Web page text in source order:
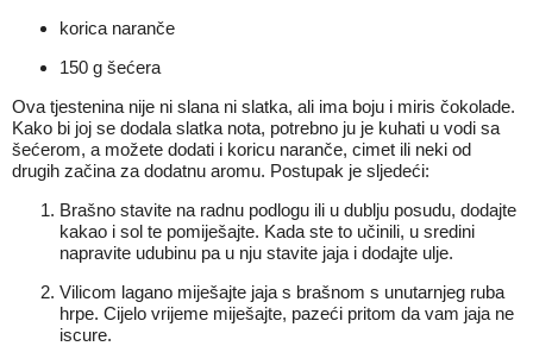
korica naranče
150 g šećera
Ova tjestenina nije ni slana ni slatka, ali ima boju i miris čokolade.
Kako bi joj se dodala slatka nota, potrebno ju je kuhati u vodi sa
šećerom, a možete dodati i koricu naranče, cimet ili neki od
drugih začina za dodatnu aromu. Postupak je sljedeći:
Brašno stavite na radnu podlogu ili u dublju posudu, dodajte
kakao i sol te pomiješajte. Kada ste to učinili, u sredini
napravite udubinu pa u nju stavite jaja i dodajte ulje.
Vilicom lagano miješajte jaja s brašnom s unutarnjeg ruba
hrpe. Cijelo vrijeme miješajte, pazeći pritom da vam jaja ne
iscure.